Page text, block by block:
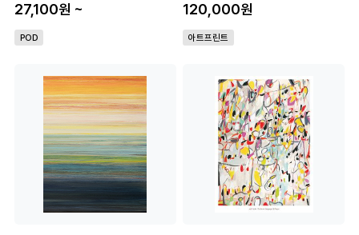
27,100원 ~
POD
120,000원
아트프린트